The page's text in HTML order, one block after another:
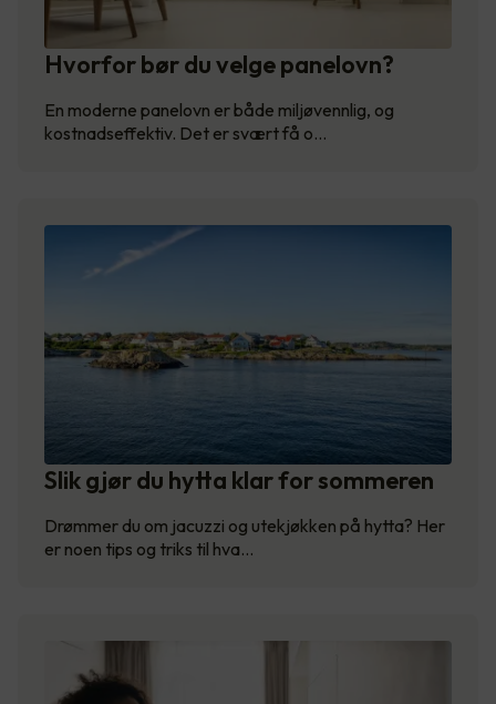
Hvorfor bør du velge panelovn?
En moderne panelovn er både miljøvennlig, og
kostnadseffektiv. Det er svært få o…
Slik gjør du hytta klar for sommeren
Drømmer du om jacuzzi og utekjøkken på hytta? Her
er noen tips og triks til hva…